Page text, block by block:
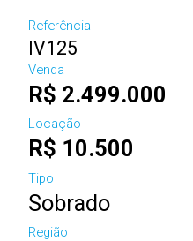
Referência
IV125
Venda
R$ 2.499.000
Locação
R$ 10.500
Tipo
Sobrado
Região